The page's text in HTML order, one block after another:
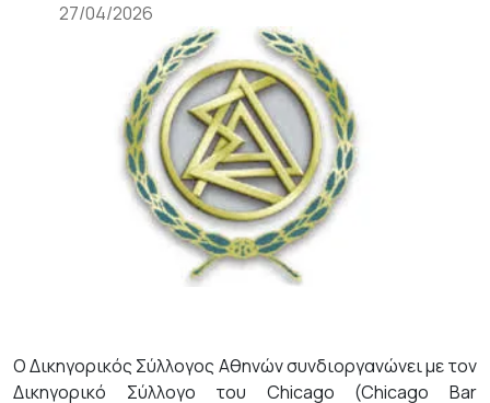
27/04/2026
Ο Δικηγορικός Σύλλογος Αθηνών συνδιοργανώνει με τον
Δικηγορικό Σύλλογο
του Chicago (Chicago Bar